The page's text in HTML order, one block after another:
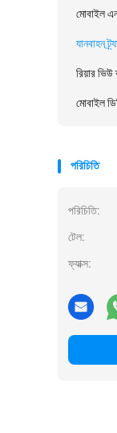
মোবাইল
যানবাহন
রিয়ার ভিউ
মোবাইল
পরিচিতি
পরিচিতি:
টেল:
ফ্যাক্স: